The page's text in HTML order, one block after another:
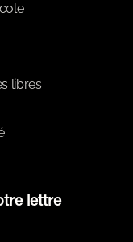
libres
lettre